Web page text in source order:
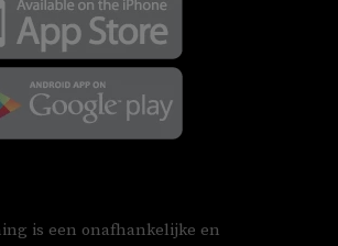
is een onafhankelijke en